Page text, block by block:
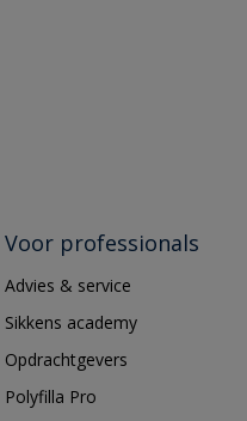
Voor professionals
Advies & service
Sikkens academy
Opdrachtgevers
Polyfilla Pro